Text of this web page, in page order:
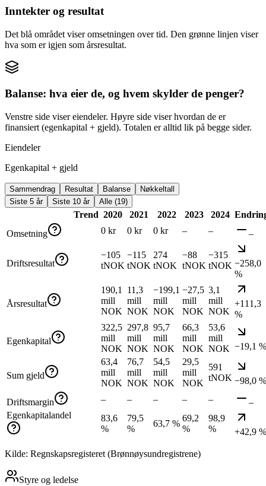
Inntekter og resultat
Det blå området viser omsetningen over tid. Den grønne linjen viser
hva som er igjen som årsresultat.
Balanse: hva eier de, og hvem skylder de penger?
Venstre side viser eiendeler. Høyre side viser hvordan de er
finansiert (egenkapital + gjeld). Totalen er alltid lik på begge sider.
Eiendeler
Egenkapital + gjeld
Sammendrag Resultat Balanse
Nøkkeltall
Siste 5 år
Siste 10 år Alle (19)
Trend 2020 2021 2022 2023 2024
Omsetning
0 kr 0 kr 0 kr – – –
Driftsresultat
−105
tNOK
−115
tNOK
274
tNOK
−88
tNOK
−315
tNOK −258,0
%
Årsresultat
190,1
mill
NOK
11,3
mill
NOK
−199,1
mill
NOK
−27,5
mill
NOK
3,1
mill
NOK
+111,3
%
Egenkapital
322,5
mill
NOK
297,8
mill
NOK
95,7
mill
NOK
66,3
mill
NOK
53,6
mill
NOK −19,1 %
Sum gjeld
63,4
mill
NOK
76,7
mill
NOK
54,5
mill
NOK
29,5
mill
NOK
591
tNOK −98,0 %
Driftsmargin – – – – –
–
Egenkapitalandel
83,6
%
79,5
%
63,7 %
69,2
%
98,9
%
+42,9 %
Kilde: Regnskapsregisteret (Brønnøysundregistrene)
Styre og ledelse